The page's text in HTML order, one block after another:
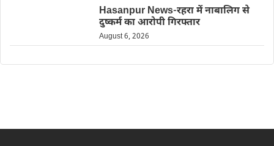
Hasanpur News-रहरा में नाबालिग से
दुष्कर्म का आरोपी गिरफ्तार
August 6, 2026